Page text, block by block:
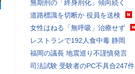
無期刑の「終身刑化」傾向続く
道路標識を切断か 役員を送検
女性はねる「無呼吸」治療せず
レストランで192人食中毒 静岡
福岡の議長 地震巡り不謹慎発言
司法試験 受験者のPC不具合247件